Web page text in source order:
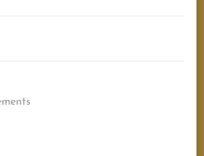
Caprices